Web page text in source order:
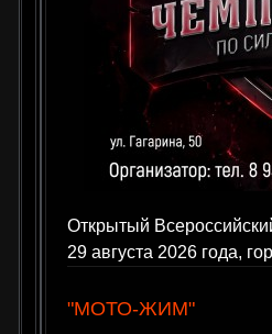
Открытый
29 августа 2026 года,
"МОТО-ЖИМ"